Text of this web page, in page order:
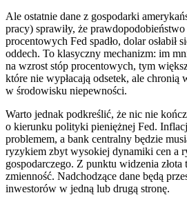
Ale ostatnie dane z gospodarki
pracy) sprawiły, że
procentowych Fed spadło, dolar osłabił
oddech. To klasyczny mechanizm: im
na wzrost stóp procentowych, tym
które nie wypłacają odsetek, ale chronią
w środowisku niepewności.
Warto jednak podkreślić, że nic nie
o kierunku polityki pieniężnej Fed.
problemem, a bank centralny będzie
ryzykiem zbyt wysokiej dynamiki cen a
gospodarczego. Z punktu widzenia złota
zmienność. Nadchodzące dane będą
inwestorów w jedną lub drugą stronę.